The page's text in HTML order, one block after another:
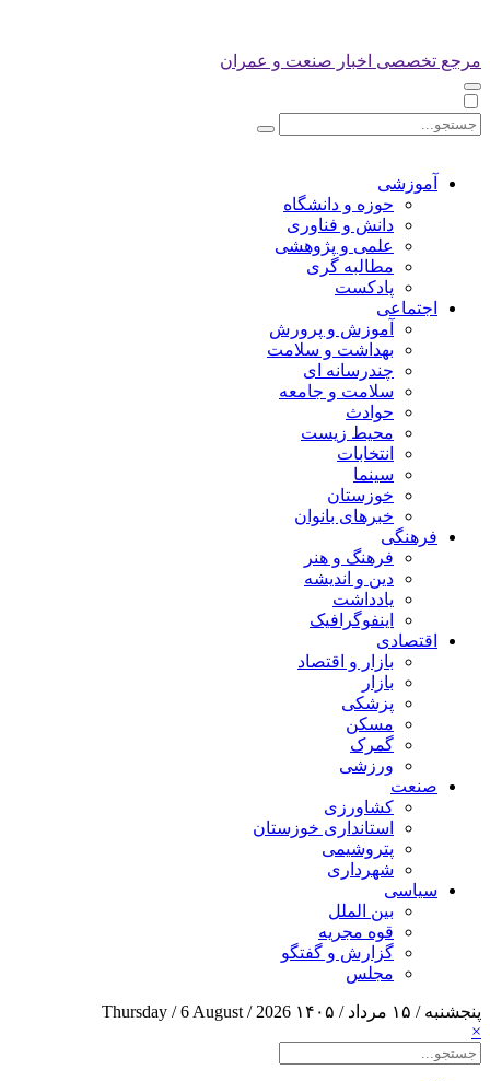
مرجع تخصصی اخبار صنعت و عمران
آموزشی
حوزه و دانشگاه
دانش و فناوری
علمی و پژوهشی
مطالبه گری
پادکست
اجتماعی
آموزش و پرورش
بهداشت و سلامت
چندرسانه ای
سلامت و جامعه
حوادث
محیط زیست
انتخابات
سینما
خوزستان
خبرهای بانوان
فرهنگی
فرهنگ و هنر
دین و اندیشه
یادداشت
اینفوگرافیک
اقتصادی
بازار و اقتصاد
بازار
پزشکی
مسکن
گمرک
ورزشی
صنعت
کشاورزی
استانداری خوزستان
پتروشیمی
شهرداری
سیاسی
بین الملل
قوه مجریه
گزارش و گفتگو
مجلس
پنجشنبه / ۱۵ مرداد / ۱۴۰۵
Thursday / 6 August / 2026
×